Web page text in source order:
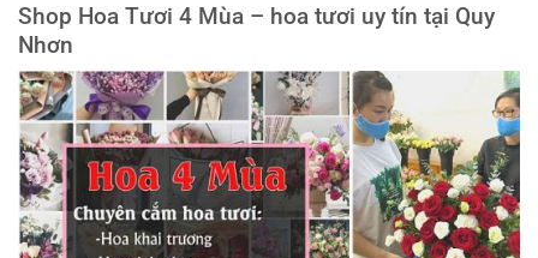
Shop Hoa Tươi 4 Mùa – hoa tươi uy tín tại Quy
Nhơn